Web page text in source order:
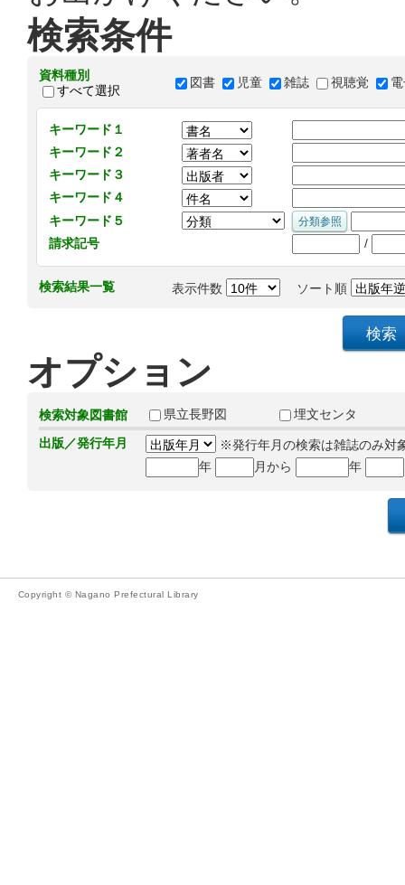
検索条件
資料種別
すべて選択
図書 児童 雑誌 視聴覚
キーワード１
キーワード２
キーワード３
キーワード４
キーワード５
請求記号
/
検索結果一覧 表示件数 ソート順
オプション
検索対象図書館 県立長野図
埋文センタ
出版／発行年月
※発行年月の検索は雑誌のみ対
年
月から 年
Copyright © Nagano Prefectural Library